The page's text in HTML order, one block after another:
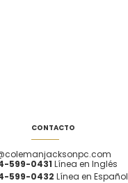
CONTACTO
599-0431 Línea en Inglés
599-0432 Línea en Español